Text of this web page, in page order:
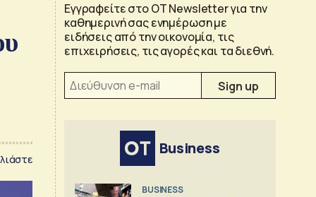
Εγγραφείτε στο OT Newsletter για την
καθημερινή σας ενημέρωση με
ειδήσεις από την οικονομία, τις
επιχειρήσεις, τις αγορές και τα διεθνή.
Business
BUSINESS